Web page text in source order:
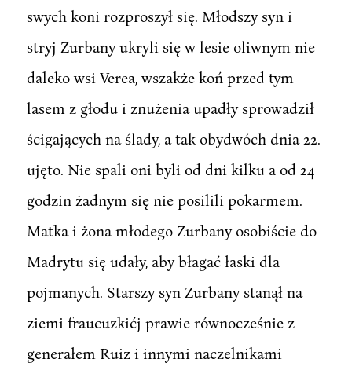
swych koni rozproszył się. Młodszy syn i
stryj Zurbany ukryli się w lesie oliwnym nie
daleko wsi Verea, wszakże koń przed tym
lasem z głodu i znużenia upadły sprowadził
ścigających na ślady, a tak obydwóch dnia 22.
ujęto. Nie spali oni byli od dni kilku a od 24
godzin żadnym się nie posilili pokarmem.
Matka i żona młodego Zurbany osobiście do
Madrytu się udały, aby błagać łaski dla
pojmanych. Starszy syn Zurbany stanął na
ziemi fraucuzkićj prawie równocześnie z
generałem Ruiz i innymi naczelnikami